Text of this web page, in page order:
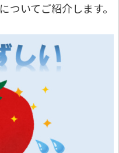
についてご紹介します。